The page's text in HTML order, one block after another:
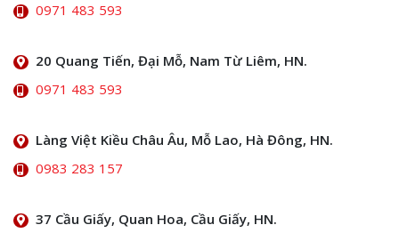
0971 483 593
20 Quang Tiến, Đại Mỗ, Nam Từ Liêm, HN.
0971 483 593
Làng Việt Kiều Châu Âu, Mỗ Lao, Hà Đông, HN.
0983 283 157
37 Cầu Giấy, Quan Hoa, Cầu Giấy, HN.